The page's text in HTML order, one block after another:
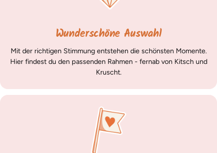
Wunderschöne Auswahl
Mit der richtigen Stimmung entstehen die schönsten Momente.
Hier findest du den passenden Rahmen - fernab von Kitsch und
Kruscht.